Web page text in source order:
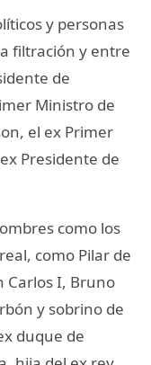
y personas
filtración y entre
de
Ministro de
el ex Primer
Presidente de
como los
como Pilar de
Carlos I, Bruno
y sobrino de
duque de